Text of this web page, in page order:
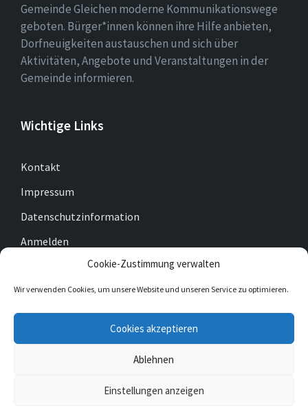
Cookie-Zustimmung verwalten
Wir verwenden Cookies, um unsere Website und unseren Service zu optimieren.
Cookies akzeptieren
Ablehnen
Einstellungen anzeigen
Gemeinde Gleichen moderne Kommunikationswege
geboten. Bürger*innen können ihre Hilfe anbieten,
Dorfneuigkeiten austauschen und sich über
Aktivitäten, Angebote und Veranstaltungen in der
Gemeinde informieren.
Wichtige Links
Kontakt
Impressum
Datenschutzinformation
Anmelden
Cookie-Richtlinie (EU)
Facebook Twitter